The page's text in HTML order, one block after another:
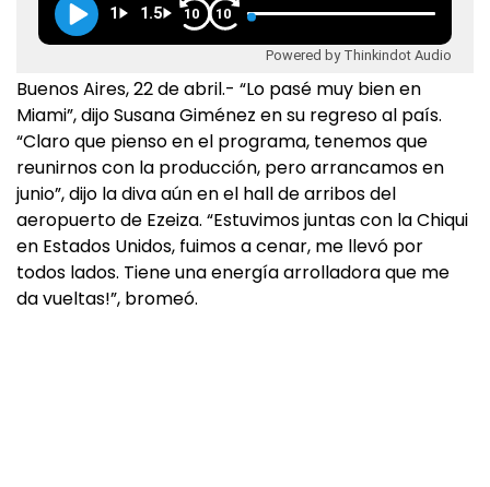
1 1.5 10 10
Powered by Thinkindot Audio
Buenos Aires, 22 de abril.- “Lo pasé muy bien en
Miami”, dijo Susana Giménez en su regreso al país.
“Claro que pienso en el programa, tenemos que
reunirnos con la producción, pero arrancamos en
junio”, dijo la diva aún en el hall de arribos del
aeropuerto de Ezeiza. “Estuvimos juntas con la Chiqui
en Estados Unidos, fuimos a cenar, me llevó por
todos lados. Tiene una energía arrolladora que me
da vueltas!”, bromeó.